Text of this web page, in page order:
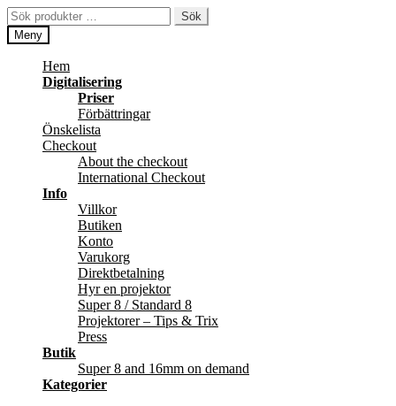
Hoppa
till
navigering
Hoppa
till
innehåll
Sök
efter:
Sök
Meny
Hem
Digitalisering
Priser
Förbättringar
Önskelista
Checkout
About the checkout
International Checkout
Info
Villkor
Butiken
Konto
Varukorg
Direktbetalning
Hyr en projektor
Super 8 / Standard 8
Projektorer – Tips & Trix
Press
Butik
Super 8 and 16mm on demand
Kategorier